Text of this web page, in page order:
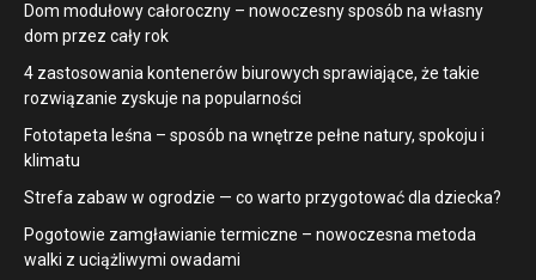
Dom modułowy całoroczny – nowoczesny sposób na własny
dom przez cały rok
4 zastosowania kontenerów biurowych sprawiające, że takie
rozwiązanie zyskuje na popularności
​Fototapeta leśna – sposób na wnętrze pełne natury, spokoju i
klimatu
Strefa zabaw w ogrodzie — co warto przygotować dla dziecka?
Pogotowie zamgławianie termiczne – nowoczesna metoda
walki z uciążliwymi owadami